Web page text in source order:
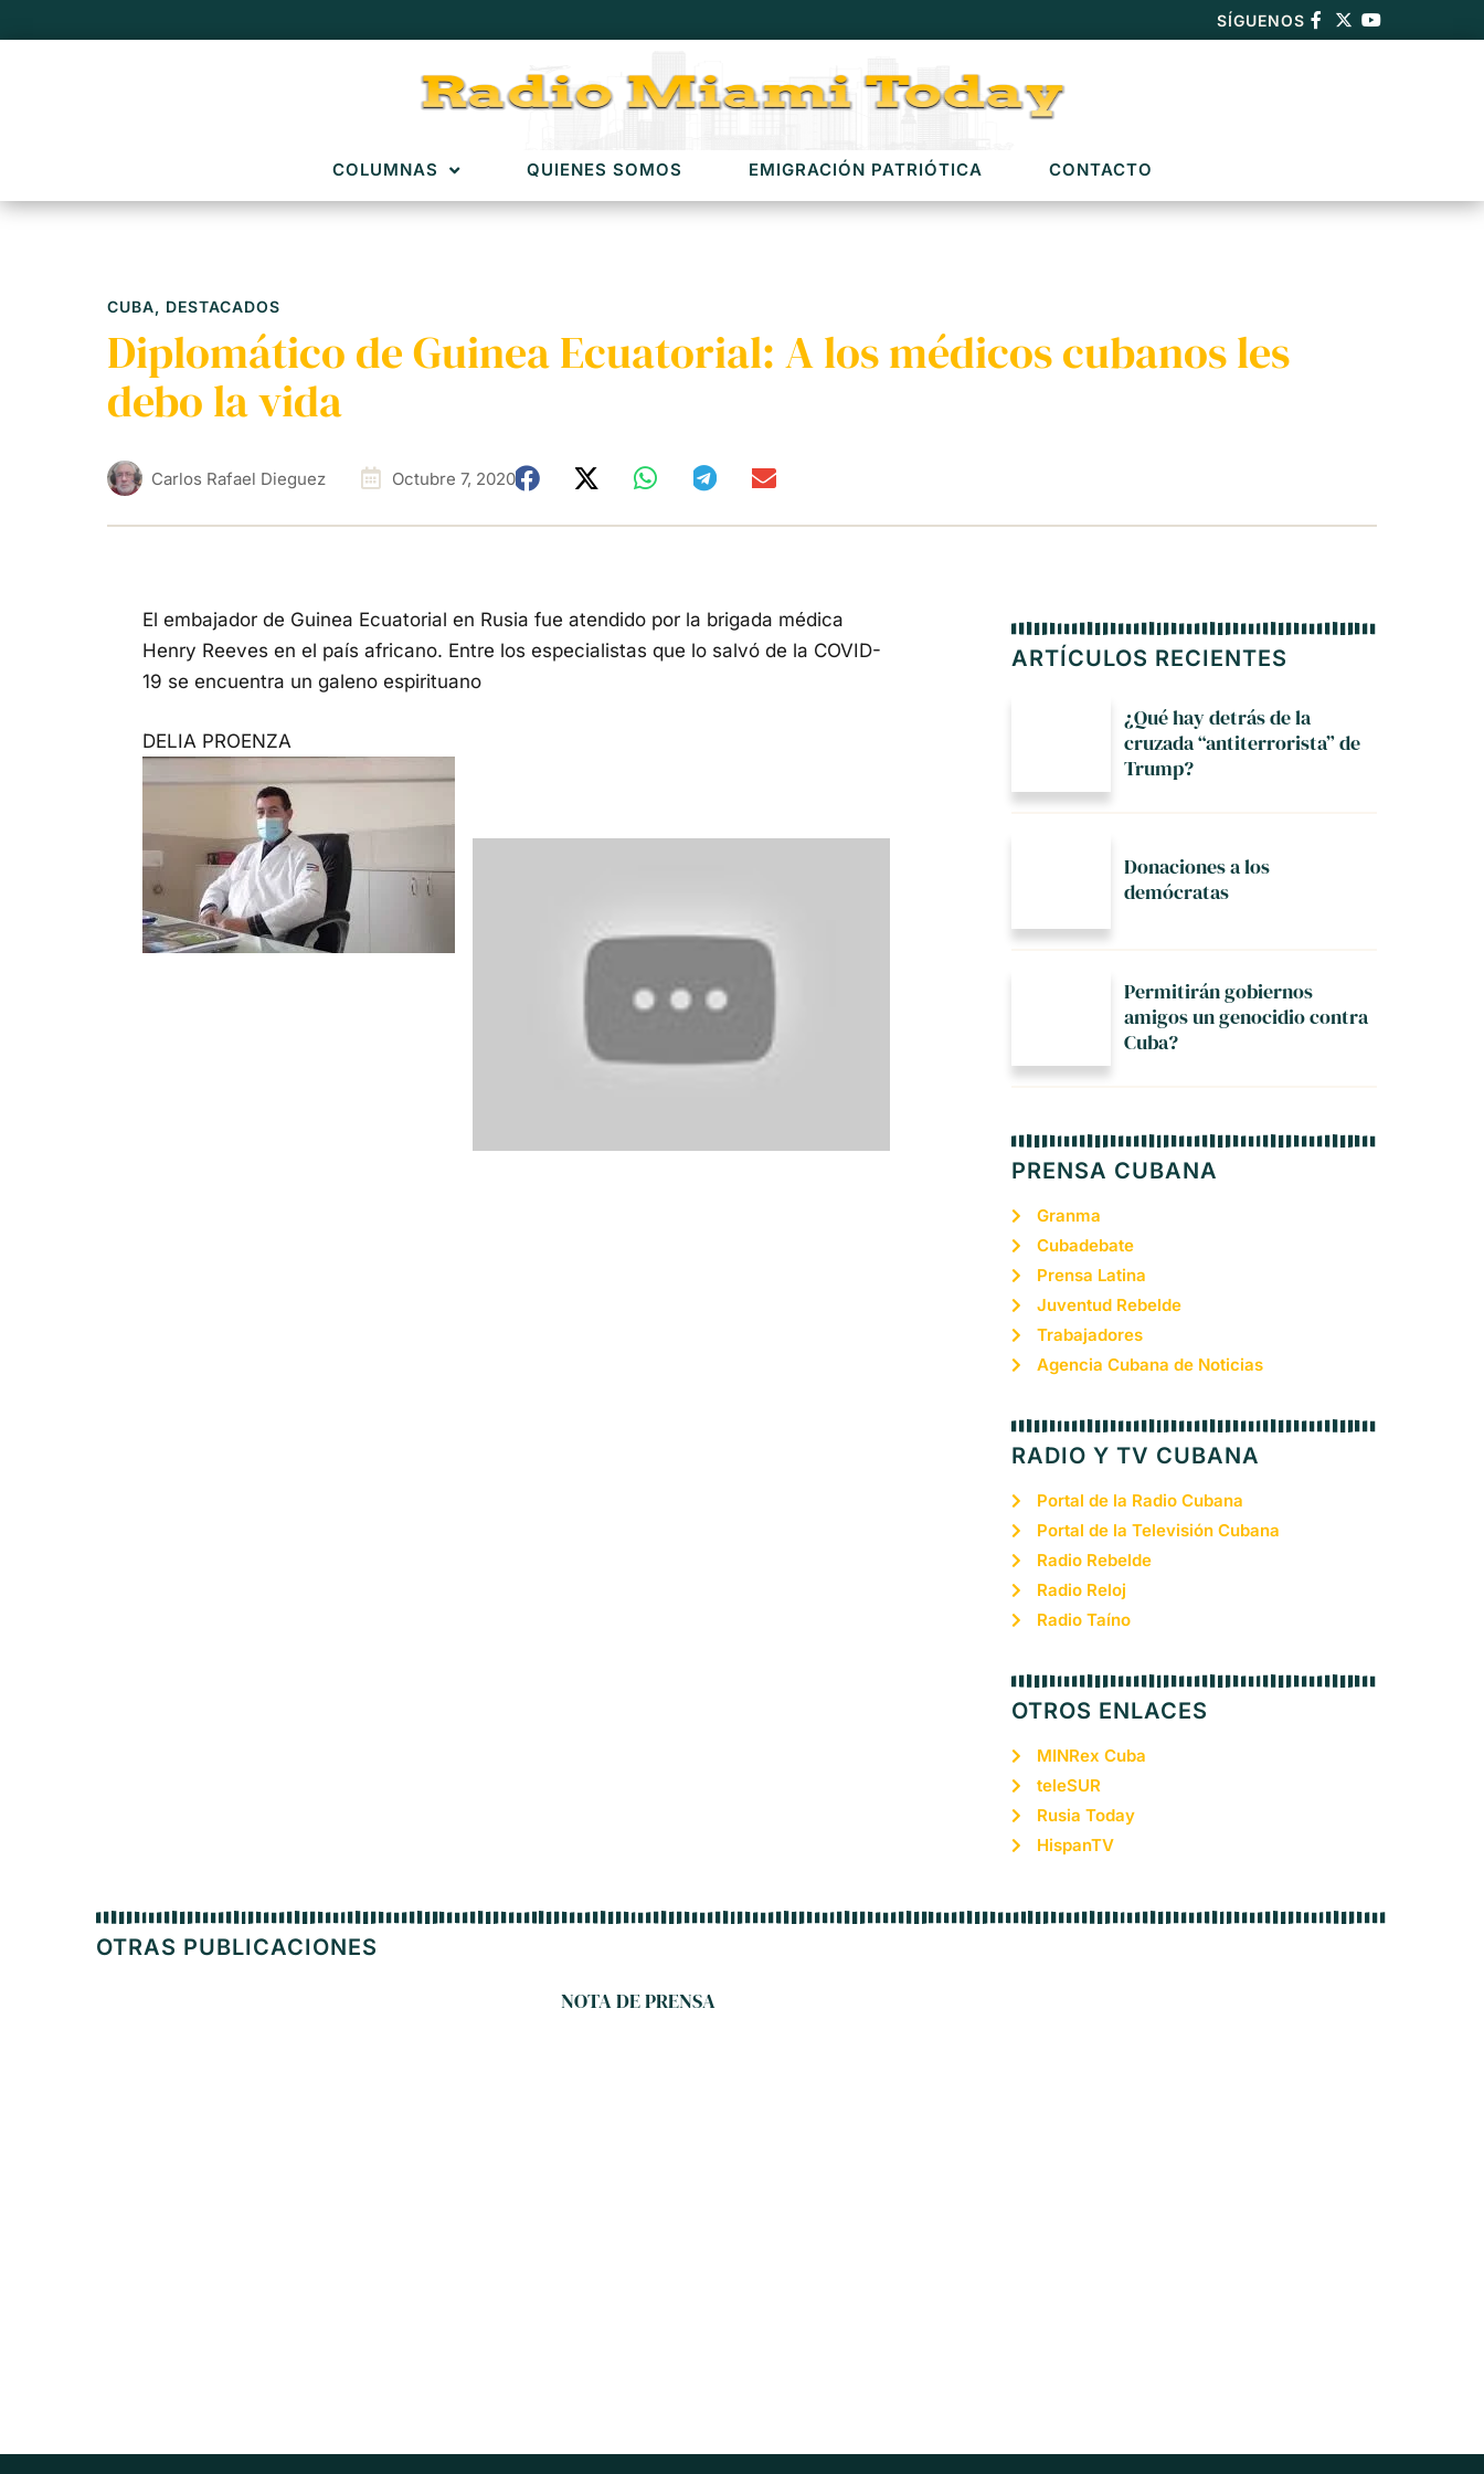
SÍGUENOS
COLUMNAS QUIENES SOMOS EMIGRACIÓN PATRIÓTICA CONTACTO
CUBA, DESTACADOS
Diplomático de Guinea Ecuatorial: A los médicos cubanos les
debo la vida
Carlos Rafael Dieguez Octubre 7, 2020
El embajador de Guinea Ecuatorial en Rusia fue atendido por la brigada médica
Henry Reeves en el país africano. Entre los especialistas que lo salvó de la COVID-
19 se encuentra un galeno espirituano
DELIA PROENZA
ARTÍCULOS RECIENTES
¿Qué hay detrás de la
cruzada “antiterrorista” de
Trump?
Donaciones a los
demócratas
Permitirán gobiernos
amigos un genocidio contra
Cuba?
PRENSA CUBANA
Granma
Cubadebate
Prensa Latina
Juventud Rebelde
Trabajadores
Agencia Cubana de Noticias
RADIO Y TV CUBANA
Portal de la Radio Cubana
Portal de la Televisión Cubana
Radio Rebelde
Radio Reloj
Radio Taíno
OTROS ENLACES
MINRex Cuba
teleSUR
Rusia Today
HispanTV
OTRAS PUBLICACIONES
NOTA DE PRENSA